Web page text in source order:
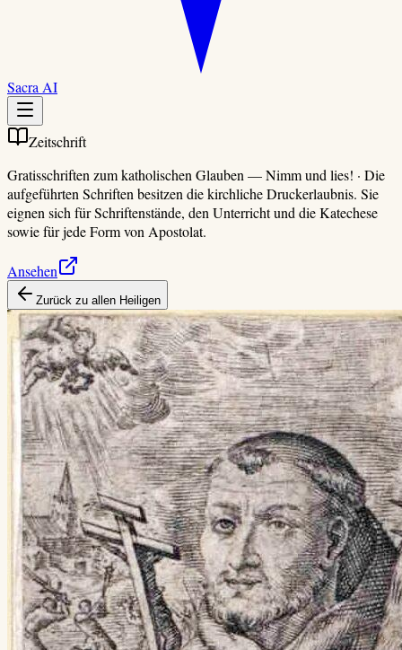
Sacra AI
Zeitschrift
Gratisschriften zum katholischen Glauben —Nimm und lies! · Die
aufgeführten Schriften besitzen die kirchliche Druckerlaubnis. Sie
eignen sich für Schriftenstände, den Unterricht und die Katechese
sowie für jede Form von Apostolat.
Ansehen
Zurück zu allen Heiligen